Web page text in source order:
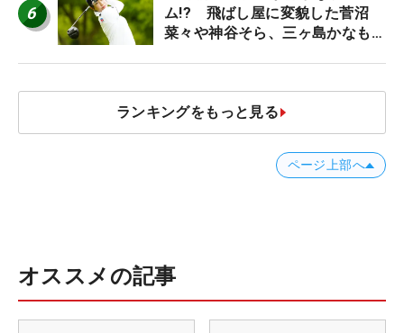
6
ム!? 飛ばし屋に変貌した菅沼
菜々や神谷そら、三ヶ島かなも使
ランキングをもっと見る
ページ上部へ
オススメの記事